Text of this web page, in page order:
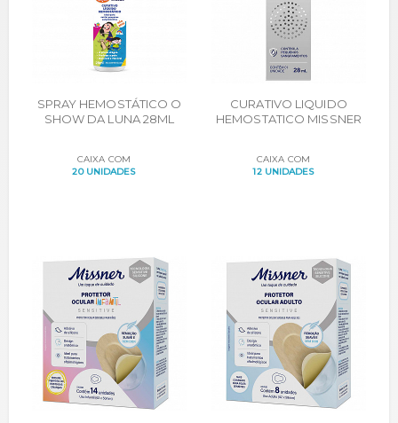
SPRAY HEMOSTÁTICO O
SHOW DA LUNA 28ML
CAIXA COM
20 UNIDADES
CURATIVO LIQUIDO
HEMOSTATICO MISSNER
CAIXA COM
12 UNIDADES